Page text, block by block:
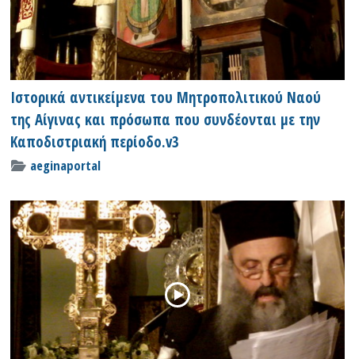
Ιστορικά αντικείμενα του Μητροπολιτικού Ναού
της Αίγινας και πρόσωπα που συνδέονται με την
Καποδιστριακή περίοδο.v3
aeginaportal